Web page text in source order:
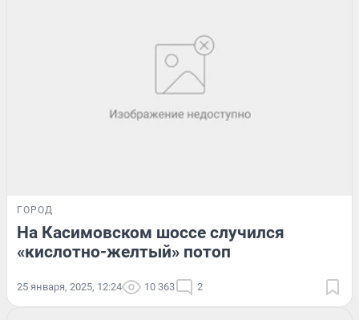
ГОРОД
На Касимовском шоссе случился
«кислотно-желтый» потоп
25 января, 2025, 12:24 10 363 2